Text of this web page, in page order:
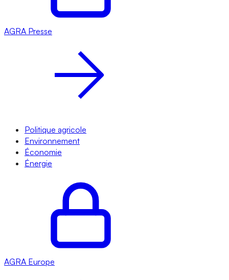
AGRA Presse
Politique agricole
Environnement
Économie
Énergie
AGRA Europe